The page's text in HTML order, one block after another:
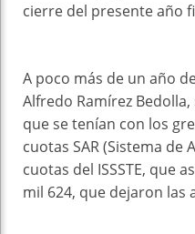
cierre del presente año
A poco más de un año
Alfredo Ramírez
que se tenían con los
cuotas SAR (Sistema de
cuotas del ISSSTE, que
mil 624, que dejaron las